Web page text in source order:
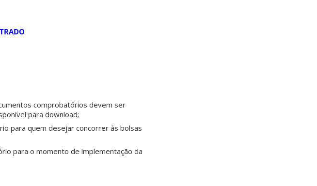
comprobatórios devem ser
para download;
para quem desejar concorrer às bolsas
para o momento de implementação da